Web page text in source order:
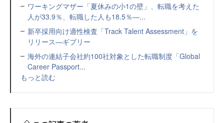
ワーキングマザー「夏休みの小1の壁」、転職を考えた
人が33.9％、転職した人も18.5％—...
新卒採用向け適性検査「Track Talent Assessment」を
リリース—ギブリー
海外の連結子会社約100社対象とした転職制度「Global
Career Passport...
もっと読む